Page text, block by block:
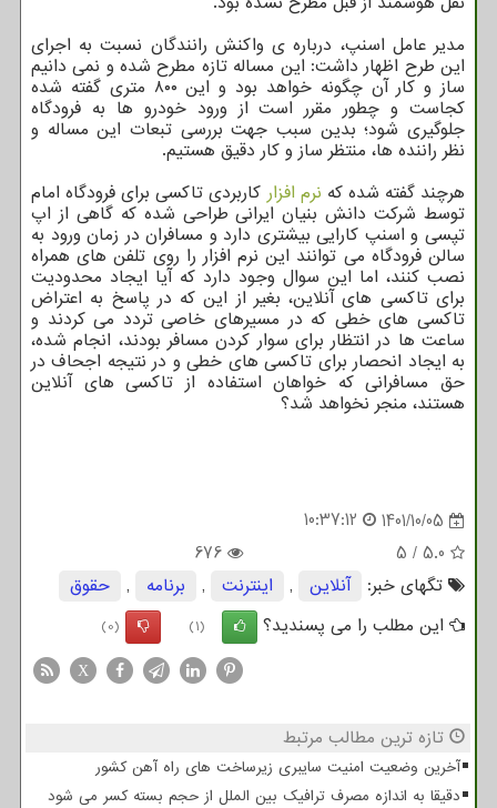
مدیر عامل اسنپ، درباره ی واکنش رانندگان نسبت به اجرای
این طرح اظهار داشت: این مساله تازه مطرح شده و نمی دانیم
ساز و کار آن چگونه خواهد بود و این ۸۰۰ متری گفته شده
کجاست و چطور مقرر است از ورود خودرو ها به فرودگاه
جلوگیری شود؛ بدین سبب جهت بررسی تبعات این مساله و
نظر راننده ها، منتظر ساز و کار دقیق هستیم.
هرچند گفته شده که نرم افزار کاربردی تاکسی برای فرودگاه امام
توسط شرکت دانش بنیان ایرانی طراحی شده که گاهی از اپ
تپسی و اسنپ کارایی بیشتری دارد و مسافران در زمان ورود به
سالن فرودگاه می توانند این نرم افزار را روی تلفن های همراه
نصب کنند، اما این سوال وجود دارد که آیا ایجاد محدودیت
برای تاکسی های آنلاین، بغیر از این که در پاسخ به اعتراض
تاکسی های خطی که در مسیرهای خاصی تردد می کردند و
ساعت ها در انتظار برای سوار کردن مسافر بودند، انجام شده،
به ایجاد انحصار برای تاکسی های خطی و در نتیجه اجحاف در
حق مسافرانی که خواهان استفاده از تاکسی های آنلاین
هستند، منجر نخواهد شد؟
1401/10/05
10:37:12
5.0
/
5
676
تگهای خبر:
آنلاین , اینترنت , برنامه ,
حقوق
این مطلب را می پسندید؟
(1)
(0)
X
تازه ترین مطالب مرتبط
آخرین وضعیت امنیت سایبری زیرساخت های راه آهن کشور
دقیقا به اندازه مصرف ترافیک بین الملل از حجم بسته کسر می شود